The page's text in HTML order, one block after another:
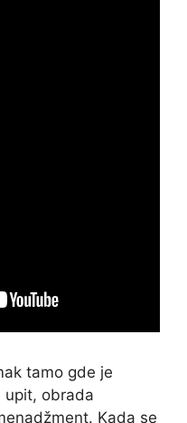
tamo gde je
upit, obrada
Kada se